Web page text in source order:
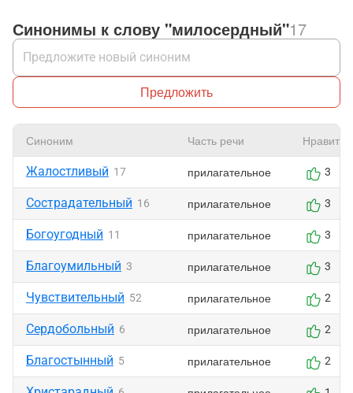
Синонимы к слову "милосердный"17
Предложить
Синоним Часть речи Нравится
Жалостливый 17 прилагательное 3
Сострадательный 16 прилагательное 3
Богоугодный 11 прилагательное 3
Благоумильный 3 прилагательное 3
Чувствительный 52 прилагательное 2
Сердобольный 6 прилагательное 2
Благостынный 5 прилагательное 2